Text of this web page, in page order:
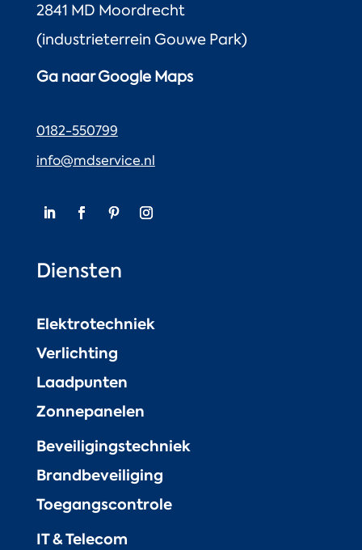
2841 MD Moordrecht
(industrieterrein Gouwe Park)
Ga naar Google Maps
0182-550799
info@mdservice.nl
Diensten
Elektrotechniek
Verlichting
Laadpunten
Zonnepanelen
Beveiligingstechniek
Brandbeveiliging
Toegangscontrole
IT & Telecom